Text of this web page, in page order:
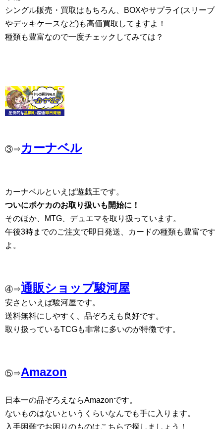
シングル販売・買取はもちろん、BOXやサプライ(スリーブ
やデッキケースなど)も高価買取してますよ！
種類も豊富なので一度チェックしてみては？
③⇒ カーナベル
カーナベルといえば遊戯王です。
ついにポケカのお取り扱いも開始に！
そのほか、MTG、デュエマを取り扱っています。
午後3時までのご注文で即日発送、カードの種類も豊富です
よ。
④⇒通販ショップ駿河屋
安さといえば駿河屋です。
送料無料にしやすく、品ぞろえも良好です。
取り扱っているTCGも非常に多いのが特徴です。
⑤⇒Amazon
日本一の品ぞろえならAmazonです。
ないものはないというくらいなんでも手に入ります。
入手困難でお困りのものはこちらで探しましょう！